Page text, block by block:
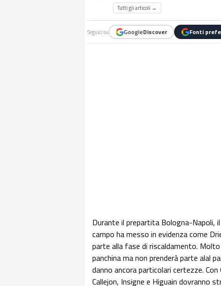
Tutti gli articoli →
Seguici su GoogleDiscover Fonti
Durante il prepartita Bologna-Napoli,
campo ha messo in evidenza come
parte alla fase di riscaldamento.
panchina ma non prenderà parte alal
danno ancora particolari certezze.
Callejon, Insigne e Higuain dovranno